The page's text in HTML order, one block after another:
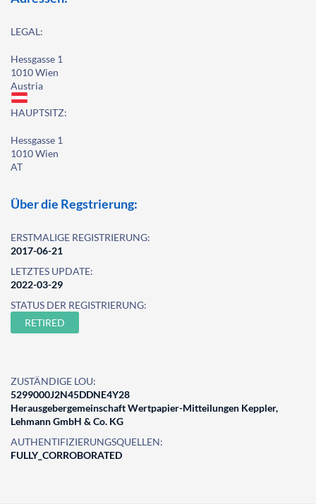
LEGAL:
Hessgasse 1
1010 Wien
Austria
HAUPTSITZ:
Hessgasse 1
1010 Wien
AT
Über die Regstrierung:
ERSTMALIGE REGISTRIERUNG:
2017-06-21
LETZTES UPDATE:
2022-03-29
STATUS DER REGISTRIERUNG:
RETIRED
ZUSTÄNDIGE LOU:
5299000J2N45DDNE4Y28
Herausgebergemeinschaft Wertpapier-Mitteilungen Keppler,
Lehmann GmbH & Co. KG
AUTHENTIFIZIERUNGSQUELLEN:
FULLY_CORROBORATED